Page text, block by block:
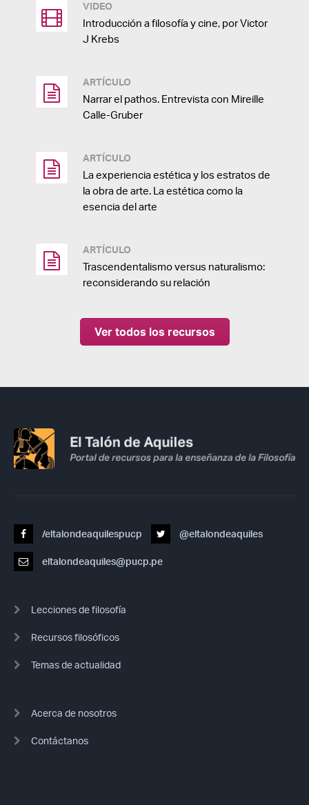
VIDEO
Introducción a filosofía y cine, por Victor
J Krebs
ARTÍCULO
Narrar el pathos. Entrevista con Mireille
Calle-Gruber
ARTÍCULO
La experiencia estética y los estratos de
la obra de arte. La estética como la
esencia del arte
ARTÍCULO
Trascendentalismo versus naturalismo:
reconsiderando su relación
Ver todos los recursos
/eltalondeaquilespucp @eltalondeaquiles
eltalondeaquiles@pucp.pe
Lecciones de filosofía
Recursos filosóficos
Temas de actualidad
Acerca de nosotros
Contáctanos